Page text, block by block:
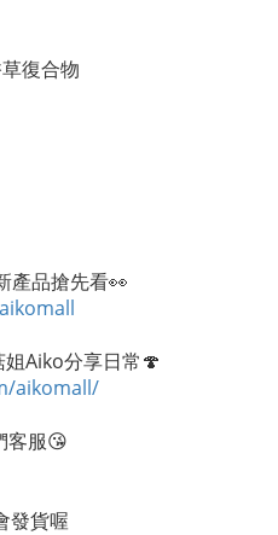
復合物
產品搶先看👀
Aiko分享日常🍄
aikomall/
客服😘
發貨喔